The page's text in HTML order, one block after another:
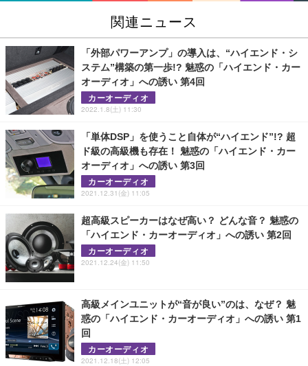
関連ニュース
「外部パワーアンプ」の導入は、“ハイエンド・シ
ステム”構築の第一歩!? 魅惑の「ハイエンド・カー
オーディオ」への誘い 第4回
カーオーディオ
2022.1.8(土) 11:30
「単体DSP」を使うこと自体が“ハイエンド”!? 超
ド級の高級機も存在！ 魅惑の「ハイエンド・カー
オーディオ」への誘い 第3回
カーオーディオ
2021.12.31(金) 11:05
超高級スピーカーはなぜ高い？ どんな音？ 魅惑の
「ハイエンド・カーオーディオ」への誘い 第2回
カーオーディオ
2021.12.24(金) 11:50
高級メインユニットが“音が良い”のは、なぜ？ 魅
惑の「ハイエンド・カーオーディオ」への誘い 第1
回
カーオーディオ
2021.12.18(土) 12:05